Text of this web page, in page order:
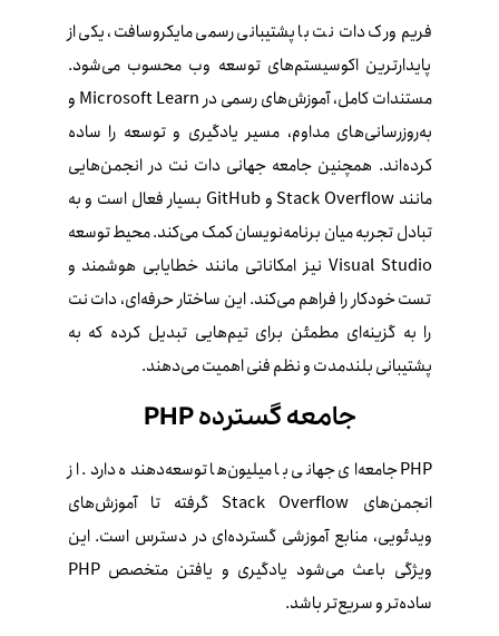
فریم‌ ورک دات‌ نت با پشتیبانی رسمی مایکروسافت، یکی از
پایدارترین اکوسیستم‌های توسعه وب محسوب می‌شود.
مستندات کامل، آموزش‌های رسمی در Microsoft Learn و
به‌روزرسانی‌های مداوم، مسیر یادگیری و توسعه را ساده
کرده‌اند. همچنین جامعه جهانی دات‌ نت در انجمن‌هایی
مانند Stack Overflow و GitHub بسیار فعال است و به
تبادل تجربه میان برنامه‌نویسان کمک می‌کند. محیط توسعه
Visual Studio نیز امکاناتی مانند خطایابی هوشمند و
تست خودکار را فراهم می‌کند. این ساختار حرفه‌ای، دات‌ نت
را به گزینه‌ای مطمئن برای تیم‌هایی تبدیل کرده که به
پشتیبانی بلندمدت و نظم فنی اهمیت می‌دهند.
جامعه گسترده PHP
PHP جامعه‌ای جهانی با میلیون‌ها توسعه‌دهنده دارد. از
انجمن‌های Stack Overflow گرفته تا آموزش‌های
ویدئویی، منابع آموزشی گسترده‌ای در دسترس است. این
ویژگی باعث می‌شود یادگیری و یافتن متخصص PHP
ساده‌تر و سریع‌تر باشد.